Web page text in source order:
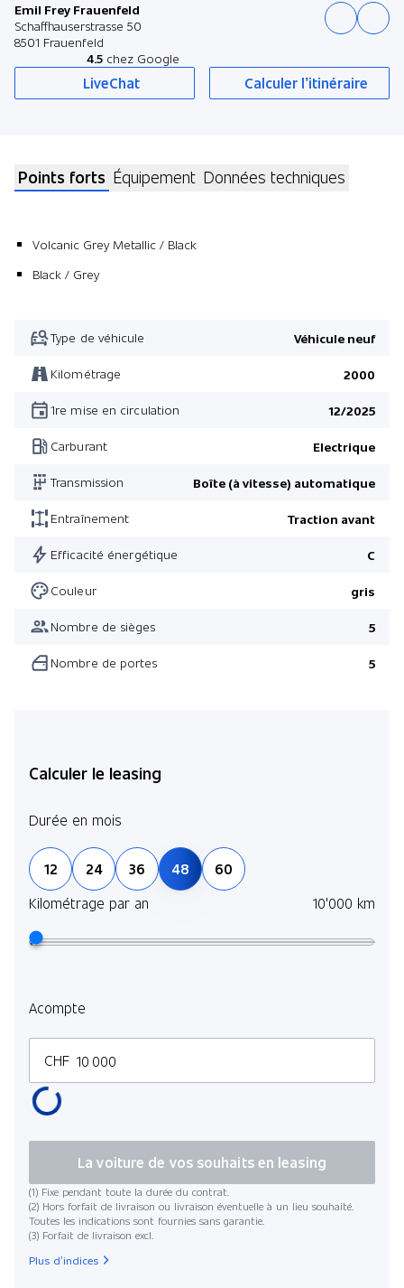
Emil Frey Frauenfeld
Schaffhauserstrasse 50
8501 Frauenfeld
4.5 chez Google
LiveChat Calculer l’itinéraire
Points forts Équipement Données techniques
Volcanic Grey Metallic / Black
Black / Grey
Type de véhicule Véhicule neuf
Kilométrage 2000
1re mise en circulation 12/2025
Carburant Electrique
Transmission Boîte (à vitesse) automatique
Entraînement Traction avant
Efficacité énergétique C
Couleur gris
Nombre de sièges 5
Nombre de portes 5
Calculer le leasing
Durée en mois
12 24 36 48
60
Kilométrage par an
10'000 km
Acompte
CHF
(1) Fixe pendant toute la durée du contrat.
(2) Hors forfait de livraison ou livraison éventuelle à un lieu souhaité.
Toutes les indications sont fournies sans garantie.
(3) Forfait de livraison excl.
La voiture de vos souhaits en leasing
Plus d’indices